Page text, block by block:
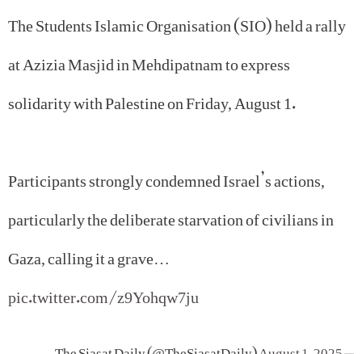
The Students Islamic Organisation (SIO) held a rally
at Azizia Masjid in Mehdipatnam to express
solidarity with Palestine on Friday, August 1.
Participants strongly condemned Israel’s actions,
particularly the deliberate starvation of civilians in
Gaza, calling it a grave…
pic.twitter.com/z9Yohqw7ju